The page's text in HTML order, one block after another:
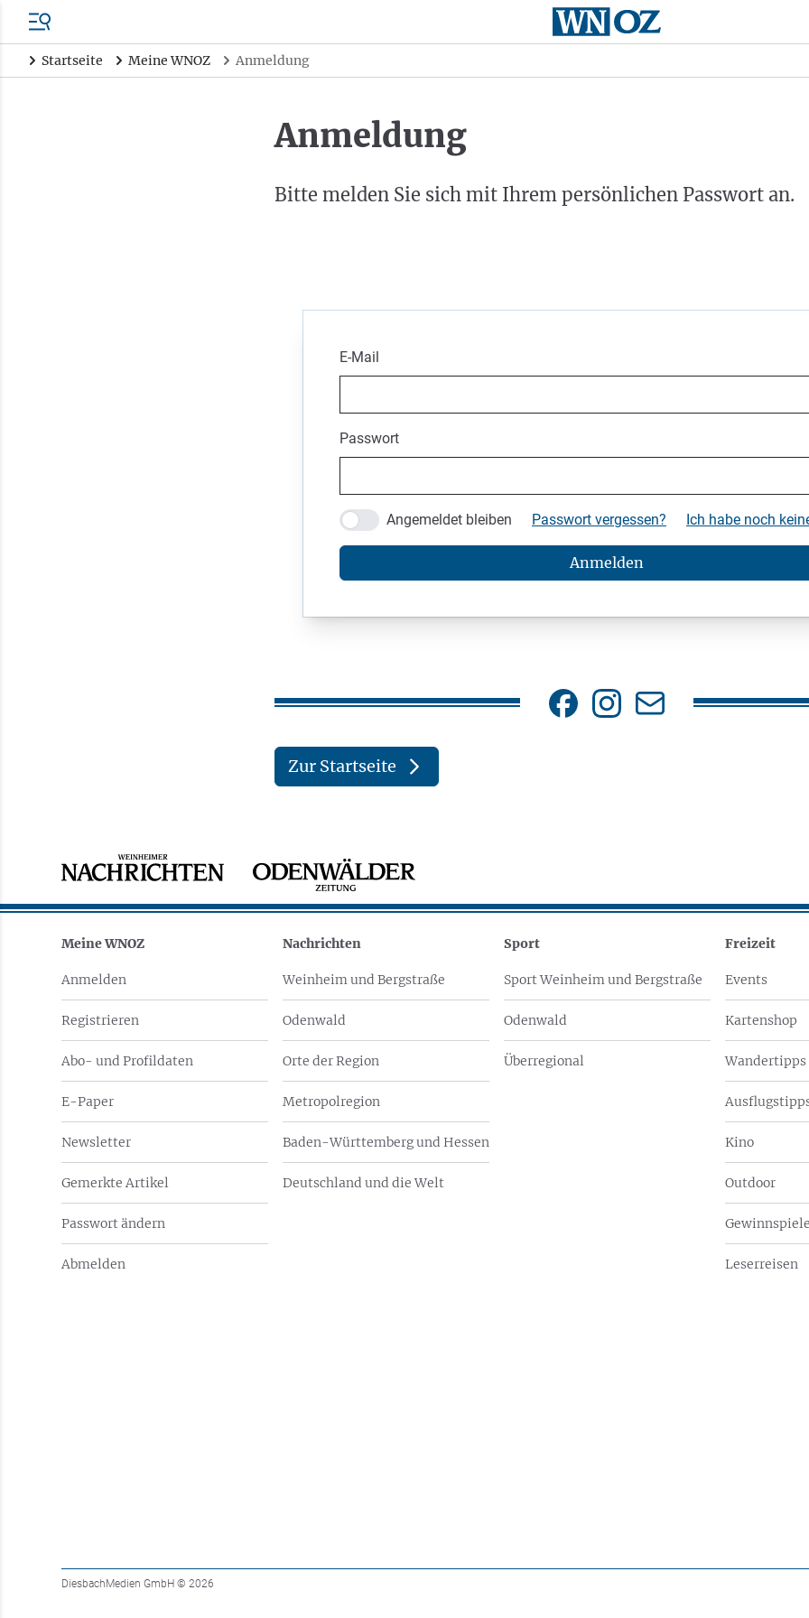
Startseite Meine WNOZ Anmeldung
Anmeldung
Bitte melden Sie sich mit Ihrem persönlichen Passwort an.
E-Mail
Passwort
Angemeldet bleiben Passwort vergessen? Ich habe noch
Anmelden
Zur Startseite
Meine WNOZ
Anmelden
Registrieren
Abo- und Profildaten
E-Paper
Newsletter
Gemerkte Artikel
Passwort ändern
Abmelden
Nachrichten
Weinheim und Bergstraße
Odenwald
Orte der Region
Metropolregion
Baden-Württemberg und Hessen
Deutschland und die Welt
Sport
Sport Weinheim und Bergstraße
Odenwald
Überregional
Freizeit
Events
Kartenshop
Wandertipps
Kino
Outdoor
Gewinnspiele
Leserreisen
DiesbachMedien GmbH © 2026